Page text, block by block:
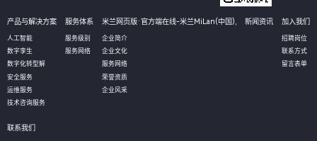
产品与解决方案
人工智能
数字孪生
数字化转型解
安全服务
运维服务
技术咨询服务
服务体系
服务级别
服务网络
米兰网页版·官方端在线-米兰MiLan(中国),
企业简介
企业文化
服务网络
荣誉资质
企业风采
新闻资讯 加入我们
招聘岗位
联系方式
留言表单
联系我们